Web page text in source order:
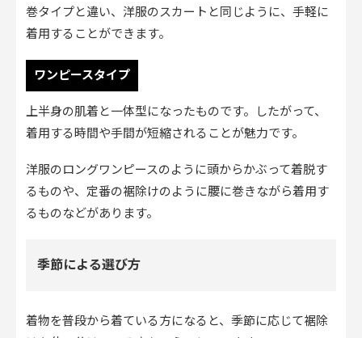
巻タイプと違い、洋服のスカートと同じように、手軽に
着用することができます。
ワンピースタイプ
上半身の肌着と一体型になったものです。したがって、
着用する時間や手間が短縮されることが魅力です。
洋服のロングワンピースのように頭からかぶって着脱す
るものや、定番の裾除けのように腰に巻きながら着用す
るものなどがあります。
季節による選び方
着物を普段から着ている方になると、季節に応じて裾除